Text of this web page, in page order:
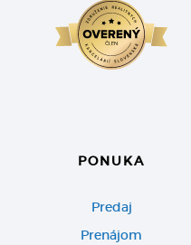
PONUKA
Predaj
Prenájom